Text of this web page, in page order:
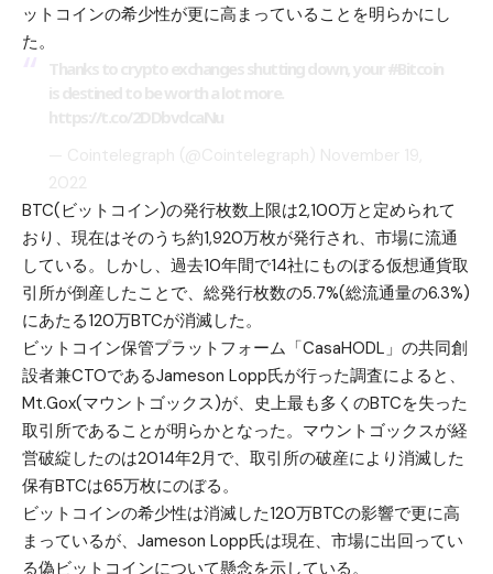
ットコインの希少性が更に高まっていることを明らかにし
た。
BTC(ビットコイン)の発行枚数上限は2,100万と定められて
おり、現在はそのうち約1,920万枚が発行され、市場に流通
している。しかし、過去10年間で14社にものぼる仮想通貨取
引所が倒産したことで、総発行枚数の5.7%(総流通量の6.3%)
にあたる120万BTCが消滅した。
ビットコイン保管プラットフォーム「CasaHODL」の共同創
設者兼CTOであるJameson Lopp氏が行った調査によると、
Mt.Gox(マウントゴックス)が、史上最も多くのBTCを失った
取引所であることが明らかとなった。マウントゴックスが経
営破綻したのは2014年2月で、取引所の破産により消滅した
保有BTCは65万枚にのぼる。
ビットコインの希少性は消滅した120万BTCの影響で更に高
まっているが、Jameson Lopp氏は現在、市場に出回ってい
る偽ビットコインについて懸念を示している。